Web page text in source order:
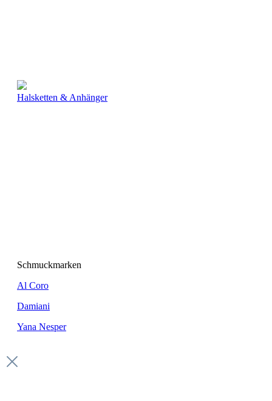
Halsketten & Anhänger
Schmuckmarken
Al Coro
Damiani
Yana Nesper